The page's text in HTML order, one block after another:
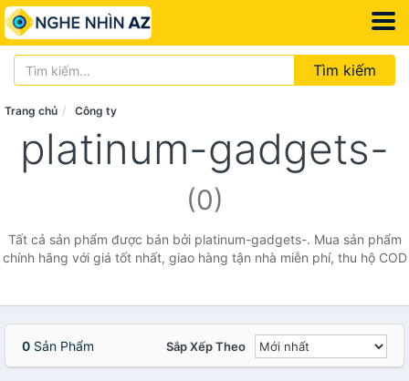
Tìm kiếm
Trang chủ Công ty
platinum-gadgets-
(0)
Tất cả sản phẩm được bán bởi platinum-gadgets-. Mua sản phẩm
chính hãng với giá tốt nhất, giao hàng tận nhà miễn phí, thu hộ COD
0 Sản Phẩm Sắp Xếp Theo